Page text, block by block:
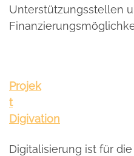
Unterstützungsstellen
Projek
t
Digivation
Digitalisierung ist für